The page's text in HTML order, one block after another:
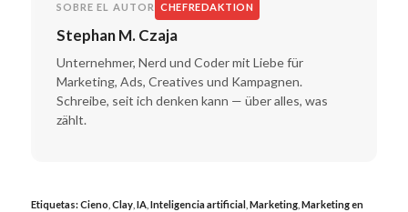
SOBRE EL AUTOR CHEFREDAKTION
Stephan M. Czaja
Unternehmer, Nerd und Coder mit Liebe für
Marketing, Ads, Creatives und Kampagnen.
Schreibe, seit ich denken kann — über alles, was
zählt.
Etiquetas:Cieno Clay, IA, Inteligencia artificial, Marketing, Marketing en